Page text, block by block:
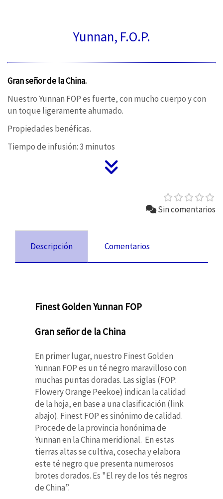
Yunnan, F.O.P.
Gran señor de la China.
Nuestro Yunnan FOP es fuerte, con mucho cuerpo y con
un toque ligeramente ahumado.
Propiedades benéficas.
Tiempo de infusión: 3 minutos
Sin comentarios
Descripción Comentarios
Finest Golden Yunnan FOP
Gran señor de la China
En primer lugar, nuestro Finest Golden
Yunnan FOP es un té negro maravilloso con
muchas puntas doradas. Las siglas (FOP:
Flowery Orange Peekoe) indican la calidad
de la hoja, en base a una clasificación (link
abajo). Finest FOP es sinónimo de calidad.
Procede de la provincia honónima de
Yunnan en la China meridional. En estas
tierras altas se cultiva, cosecha y elabora
este té negro que presenta numerosos
brotes dorados. Es "El rey de los tés negros
de China”.